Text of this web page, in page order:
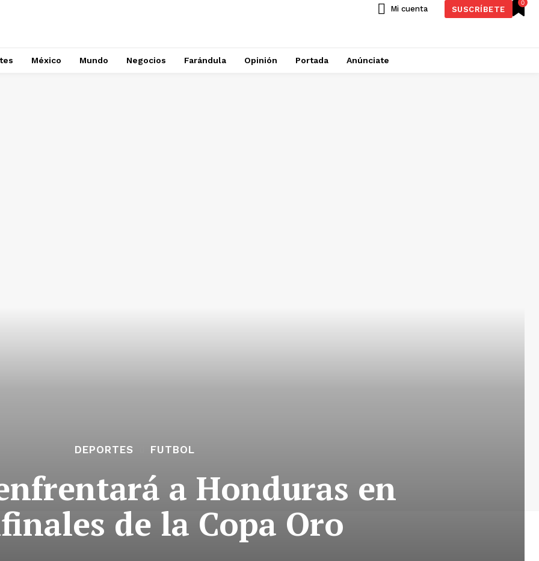
0
Mi cuenta SUSCRÍBETE
México Mundo Negocios Farándula Opinión Portada Anúnciate
DEPORTES FUTBOL
a Honduras en
de la Copa Oro